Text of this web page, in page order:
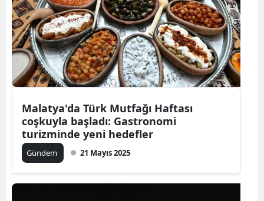
Malatya'da Türk Mutfağı Haftası
coşkuyla başladı: Gastronomi
turizminde yeni hedefler
Gündem 21 Mayıs 2025